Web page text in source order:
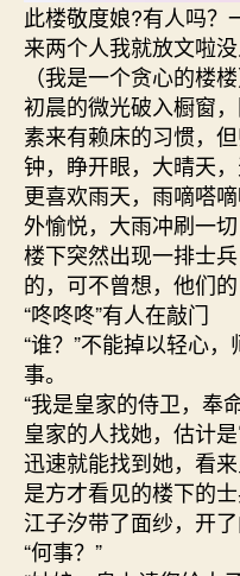
此楼敬度娘?有人吗？
来两个人我就放文啦
（我是一个贪心的楼
初晨的微光破入橱窗
素来有赖床的习惯，
钟，睁开眼，大晴天
更喜欢雨天，雨嘀嗒
外愉悦，大雨冲刷一
楼下突然出现一排士
的，可不曾想，他们的
“咚咚咚”有人在敲门
“谁？”不能掉以轻心
事。
“我是皇家的侍卫，奉
皇家的人找她，估计
迅速就能找到她，看
是方才看见的楼下的士
江子汐带了面纱，开了
“何事？”